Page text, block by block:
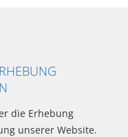
die Erhebung
unserer Website.